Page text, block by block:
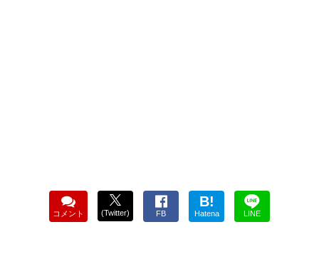
コメント (Twitter) FB
B!
Hatena LINE